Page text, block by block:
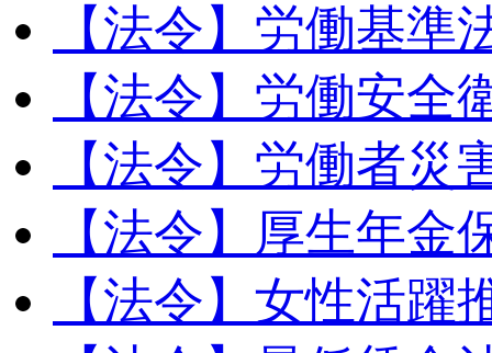
【法令】労働基準
【法令】労働安全
【法令】労働者災
【法令】厚生年金
【法令】女性活躍